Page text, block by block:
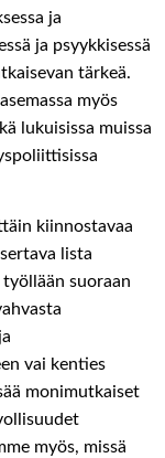
ja
ja psyykkisessä
tärkeä.
myös
lukuisissa muissa
kiinnostavaa
lista
suoraan
vai kenties
monimutkaiset
myös, missä